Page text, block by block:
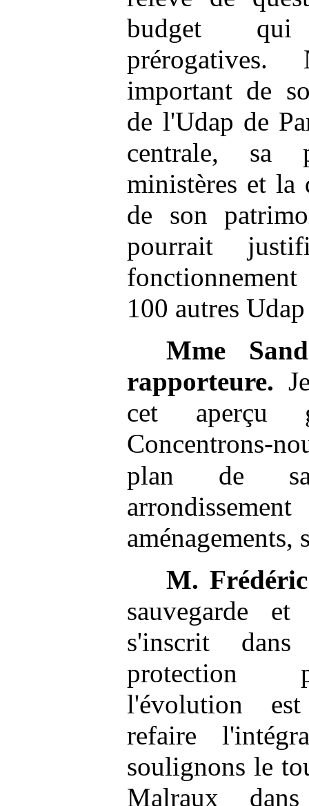
budget qui
important de
de l'Udap de
centrale, sa
ministères et la
de son
pourrait
100 autres
Mme
rapporteure.
cet aperçu
Concentrons-
plan de
M.
sauvegarde
s'inscrit
protection
l'évolution
refaire
soulignons le
Malraux